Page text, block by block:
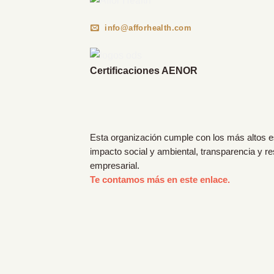
info@afforhealth.com
Certificaciones AENOR
Esta organización cumple con los más altos
impacto social y ambiental, transparencia y
empresarial.
Te contamos más en este enlace.